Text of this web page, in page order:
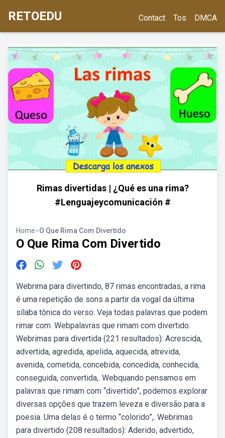
RETOEDU Contact Tos DMCA
Rimas divertidas | ¿Qué es una rima?
#Lenguajeycomunicación #
Home>O Que Rima Com Divertido
O Que Rima Com Divertido
Webrima para divertindo, 87 rimas encontradas, a rima
é uma repetição de sons a partir da vogal da última
sílaba tônica do verso: Veja todas palavras que podem
rimar com. Webpalavras que rimam com divertido:
Webrimas para divertida (221 resultados): Acrescida,
advertida, agredida, apelida, aquecida, atrevida,
avenida, cometida, concebida, concedida, conhecida,
conseguida, convertida,. Webquando pensamos em
palavras que rimam com “divertido”, podemos explorar
diversas opções que trazem leveza e diversão para a
poesia. Uma delas é o termo “colorido”,. Webrimas
para divertido (208 resultados): Aderido, advertido,